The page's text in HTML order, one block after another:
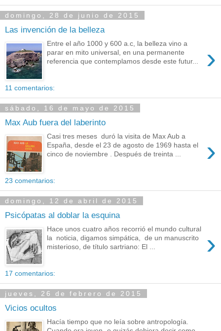
domingo, 28 de junio de 2015
Las invención de la belleza
›
Entre el año 1000 y 600 a.c, la belleza vino a
parar en mito universal, en una permanente
referencia que contemplamos desde este futur...
11 comentarios:
sábado, 16 de mayo de 2015
Max Aub fuera del laberinto
›
Casi tres meses duró la visita de Max Aub a
España, desde el 23 de agosto de 1969 hasta el
cinco de noviembre . Después de treinta ...
23 comentarios:
domingo, 12 de abril de 2015
Psicópatas al doblar la esquina
›
Hace unos cuatro años recorrió el mundo cultural
la noticia, digamos simpática, de un manuscrito
misterioso, de título sartriano: El ...
17 comentarios:
jueves, 26 de febrero de 2015
Vicios ocultos
Hacía tiempo que no leía sobre antropología.